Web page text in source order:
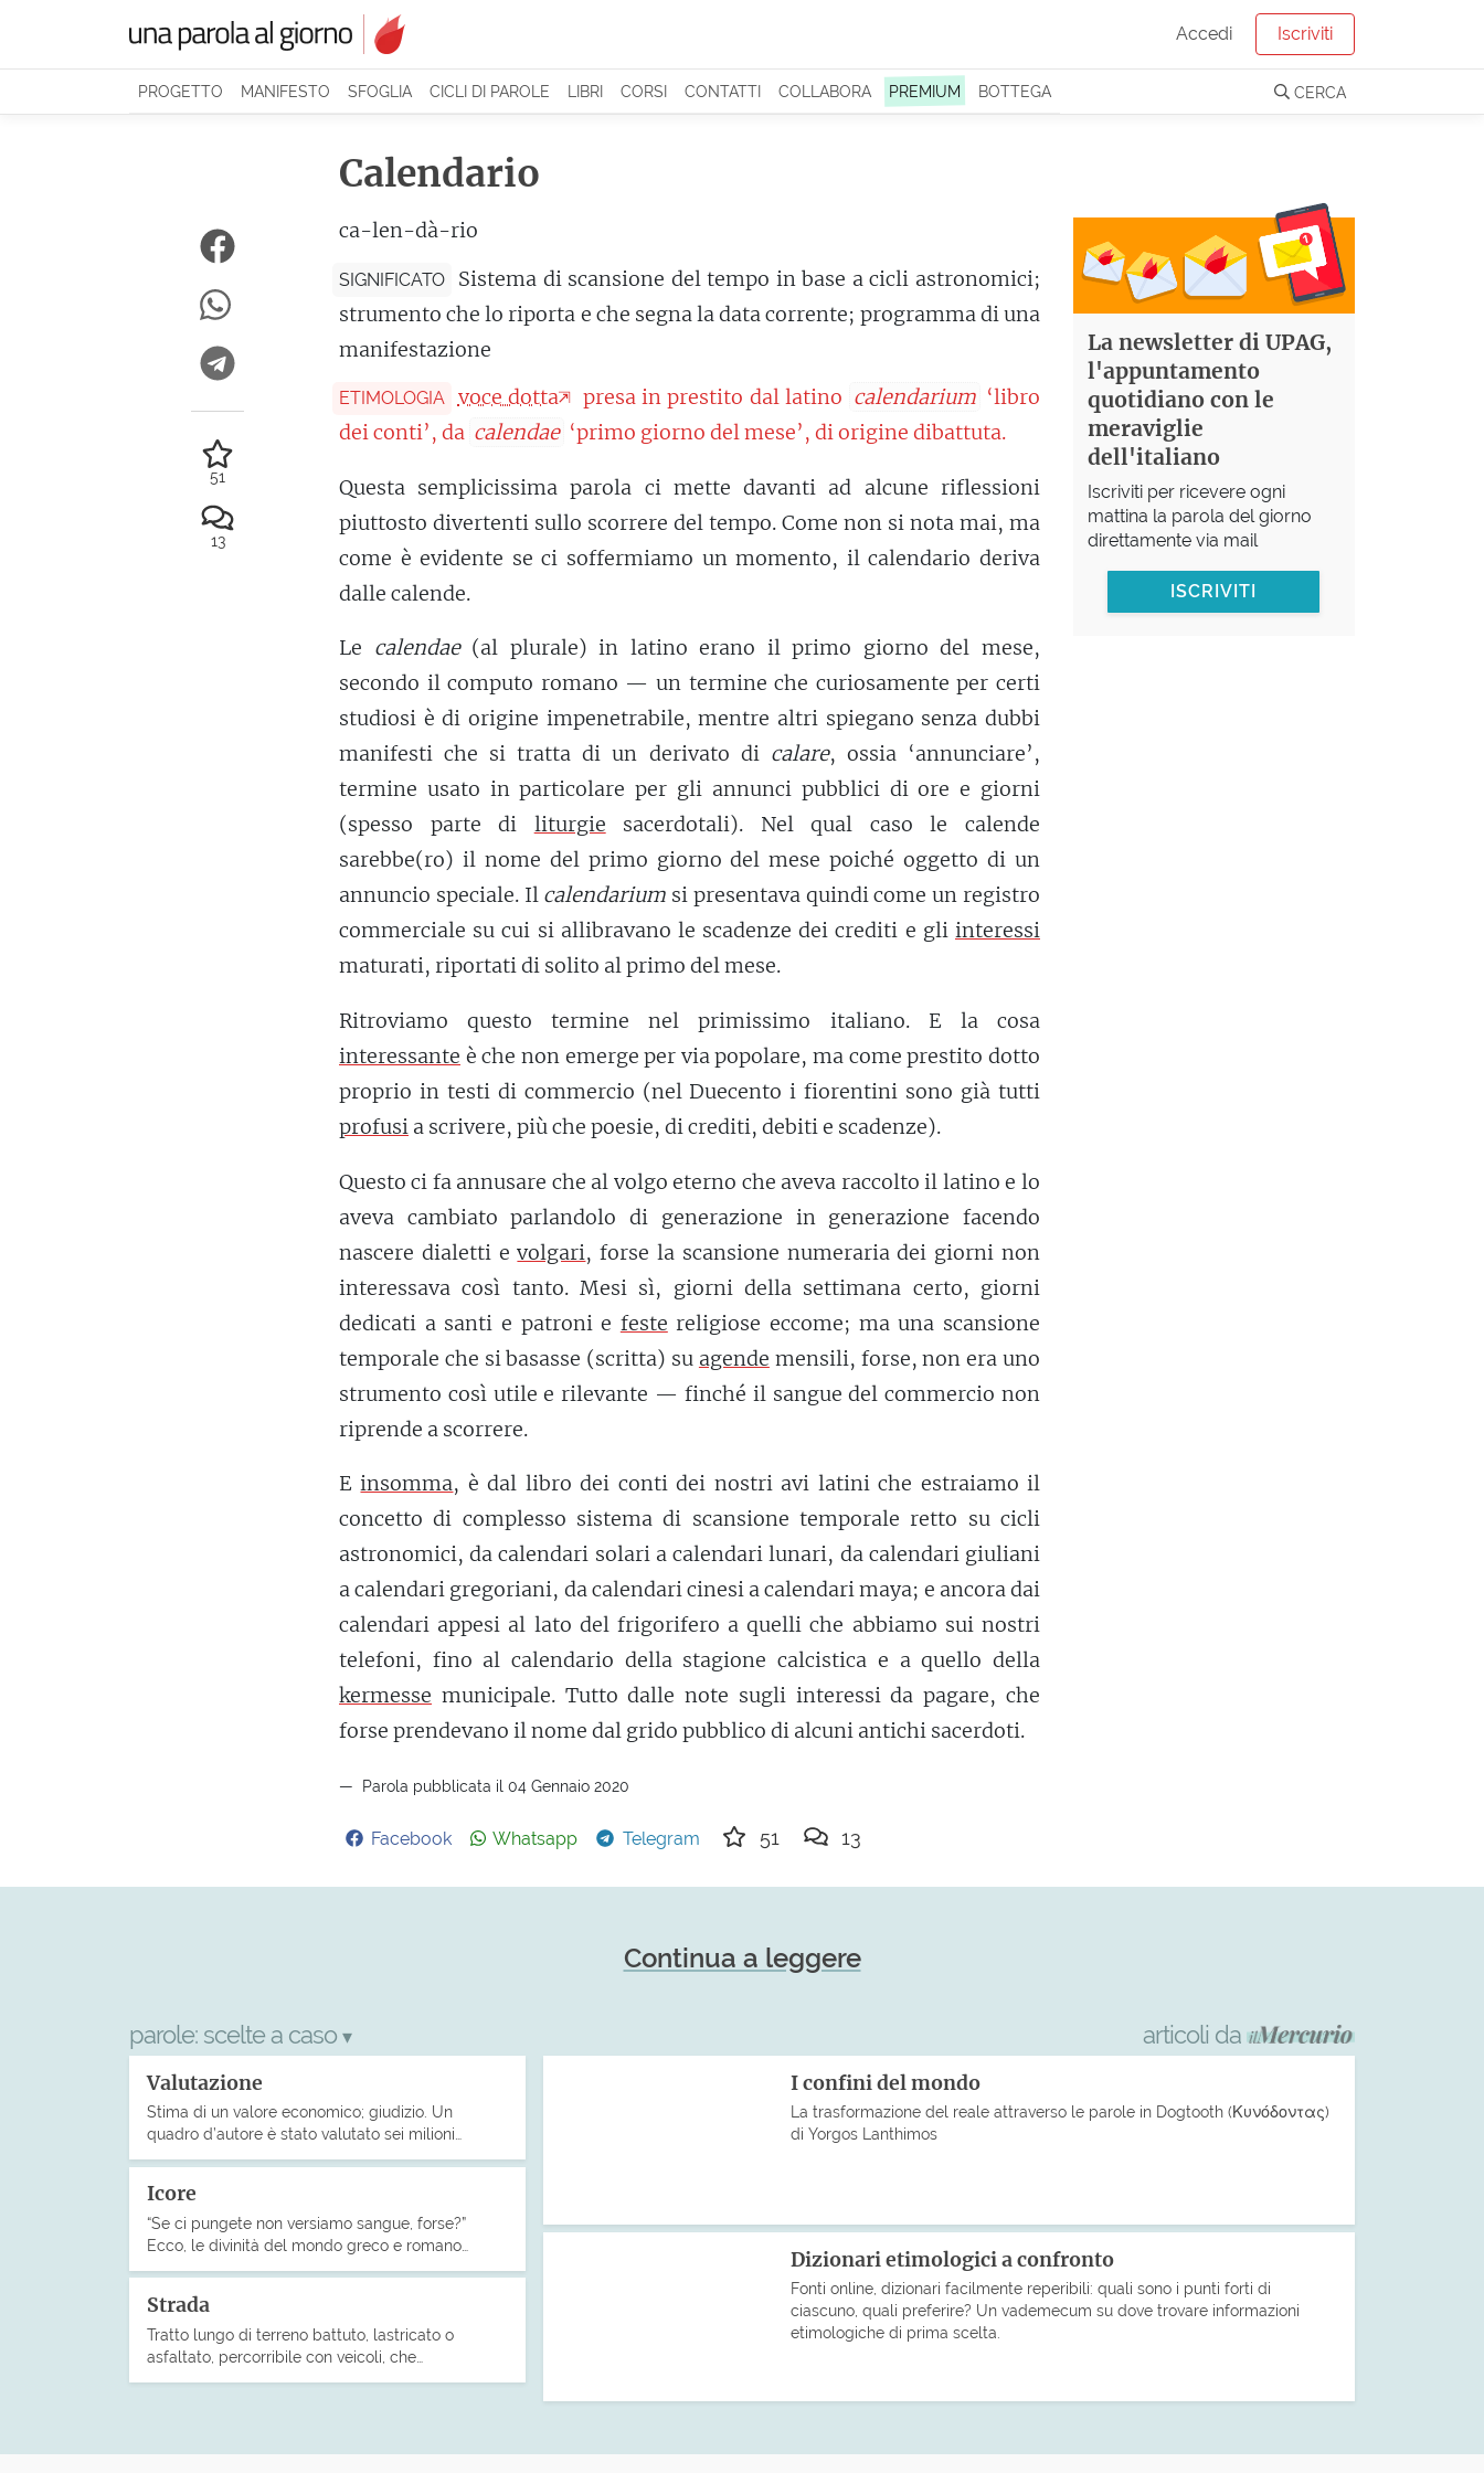
Accedi Iscriviti
PROGETTO MANIFESTO SFOGLIA CICLI DI PAROLE LIBRI CORSI CONTATTI COLLABORA PREMIUM BOTTEGA CERCA
Calendario
ca-len-dà-rio
SIGNIFICATO
Sistema di scansione del tempo in base a cicli astronomici;
strumento che lo riporta e che segna la data corrente; programma di una
manifestazione
ETIMOLOGIA voce dotta presa in prestito dal latino calendarium ‘libro
dei conti’, da calendae ‘primo giorno del mese’, di origine dibattuta.
Questa semplicissima parola ci mette davanti ad alcune riflessioni
piuttosto divertenti sullo scorrere del tempo. Come non si nota mai, ma
come è evidente se ci soffermiamo un momento, il calendario deriva
dalle calende.
Le calendae(al plurale) in latino erano il primo giorno del mese,
secondo il computo romano — un termine che curiosamente per certi
studiosi è di origine impenetrabile, mentre altri spiegano senza dubbi
manifesti che si tratta di un derivato di calare, ossia ‘annunciare’,
termine usato in particolare per gli annunci pubblici di ore e giorni
(spesso parte di liturgie sacerdotali). Nel qual caso le calende
sarebbe(ro) il nome del primo giorno del mese poiché oggetto di un
annuncio speciale. Il calendarium si presentava quindi come un registro
commerciale su cui si allibravano le scadenze dei crediti e gli interessi
maturati, riportati di solito al primo del mese.
Ritroviamo questo termine nel primissimo italiano. E la cosa
interessante è che non emerge per via popolare, ma come prestito dotto
proprio in testi di commercio (nel Duecento i fiorentini sono già tutti
profusi a scrivere, più che poesie, di crediti, debiti e scadenze).
Questo ci fa annusare che al volgo eterno che aveva raccolto il latino e lo
aveva cambiato parlandolo di generazione in generazione facendo
nascere dialetti evolgari, forse la scansione numeraria dei giorni non
interessava così tanto. Mesi sì, giorni della settimana certo, giorni
dedicati a santi e patroni e feste religiose eccome; ma una scansione
temporale che si basasse (scritta) su agende mensili, forse, non era uno
strumento così utile e rilevante — finché il sangue del commercio non
riprende a scorrere.
Einsomma, è dal libro dei conti dei nostri avi latini che estraiamo il
concetto di complesso sistema di scansione temporale retto su cicli
astronomici, da calendari solari a calendari lunari, da calendari giuliani
a calendari gregoriani, da calendari cinesi a calendari maya; e ancora dai
calendari appesi al lato del frigorifero a quelli che abbiamo sui nostri
telefoni, fino al calendario della stagione calcistica e a quello della
kermesse municipale. Tutto dalle note sugli interessi da pagare, che
forse prendevano il nome dal grido pubblico di alcuni antichi sacerdoti.
Parola pubblicata il 04 Gennaio 2020
Facebook Whatsapp Telegram 51 13
51
13
La newsletter di UPAG,
l'appuntamento
quotidiano con le
meraviglie
dell'italiano
Iscriviti per ricevere ogni
mattina la parola del giorno
direttamente via mail
ISCRIVITI
Continua a leggere
parole: scelte a caso ▾
Valutazione
Stima di un valore economico; giudizio. Un
quadro d’autore è stato valutato sei milioni…
Icore
“Se ci pungete non versiamo sangue, forse?”
Ecco, le divinità del mondo greco e romano…
Strada
Tratto lungo di terreno battuto, lastricato o
asfaltato, percorribile con veicoli, che…
articoli da
I confini del mondo
La trasformazione del reale attraverso le parole in Dogtooth (Κυνόδοντας)
di Yorgos Lanthimos
Dizionari etimologici a confronto
Fonti online, dizionari facilmente reperibili: quali sono i punti forti di
ciascuno, quali preferire? Un vademecum su dove trovare informazioni
etimologiche di prima scelta.